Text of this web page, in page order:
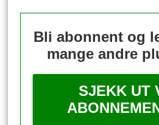
Bli abonnent og
mange andre
SJEKK UT